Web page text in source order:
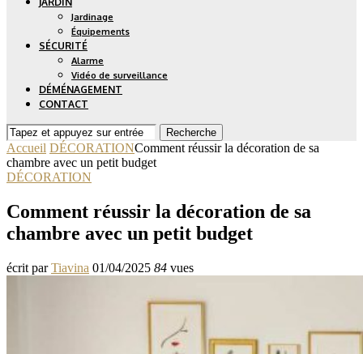
Jardinage
Équipements
SÉCURITÉ
Alarme
Vidéo de surveillance
DÉMÉNAGEMENT
CONTACT
Recherche
Accueil DÉCORATIONComment réussir la décoration de sa
chambre avec un petit budget
DÉCORATION
Comment réussir la décoration de sa
chambre avec un petit budget
écrit parTiavina 01/04/2025 84 vues